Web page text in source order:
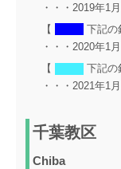
・・・2019年1
【
下記の
・・・2020年1
【
下記の
・・・2021年1
千葉教区
Chiba